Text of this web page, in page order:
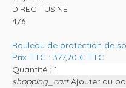
DIRECT USINE
4/6
Rouleau de protection de
Prix TTC : 377,70 € TTC
Quantité :
shopping_cart Ajouter au